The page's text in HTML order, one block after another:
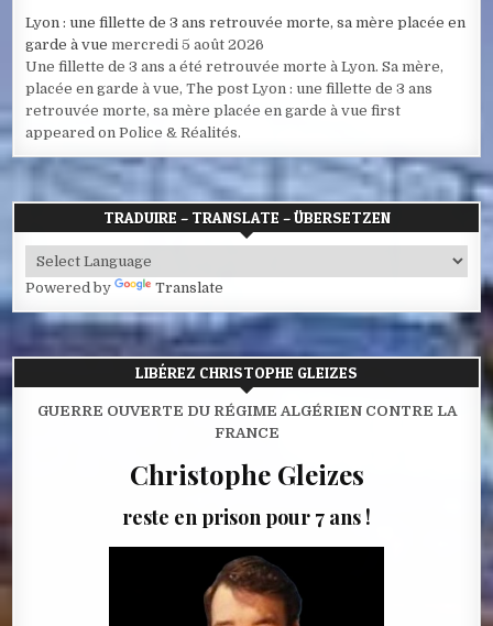
Lyon : une fillette de 3 ans retrouvée morte, sa mère placée en
garde à vue mercredi 5 août 2026
Une fillette de 3 ans a été retrouvée morte à Lyon. Sa mère,
placée en garde à vue, The post Lyon : une fillette de 3 ans
retrouvée morte, sa mère placée en garde à vue first
appeared on Police & Réalités.
TRADUIRE – TRANSLATE – ÜBERSETZEN
Powered by Translate
LIBÉREZ CHRISTOPHE GLEIZES
GUERRE OUVERTE DU RÉGIME ALGÉRIEN CONTRE LA
FRANCE
Christophe Gleizes
reste en prison pour 7 ans !